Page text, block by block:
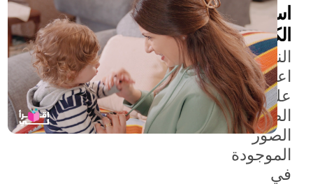
استكشاف
الكتب
النشاط:
اعرضوا
على
الطفل
الصور
الموجودة
في